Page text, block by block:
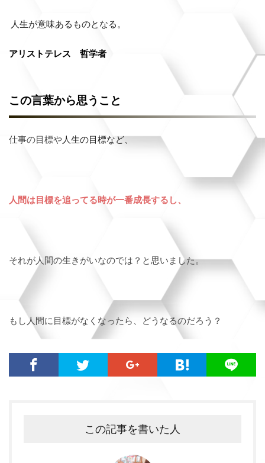
人生が意味あるものとなる。
アリストテレス 哲学者
この言葉から思うこと
仕事の目標や 人生の目標など、
人間は目標を追ってる時が一番成長するし、
それが人間の生きがいなのでは？と思いました。
もし人間に目標がなくなったら、どうなるのだろう？
この記事を書いた人